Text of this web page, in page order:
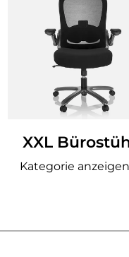
XXL
Kategorie anzeigen